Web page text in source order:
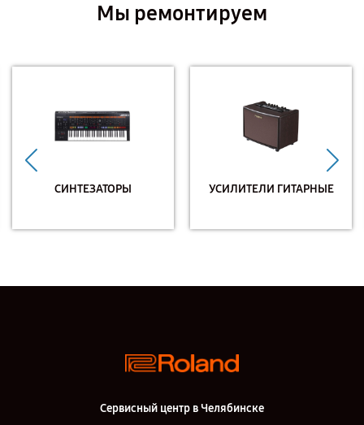
Мы ремонтируем
СИНТЕЗАТОРЫ УСИЛИТЕЛИ ГИТАРНЫЕ
Сервисный центр в Челябинске